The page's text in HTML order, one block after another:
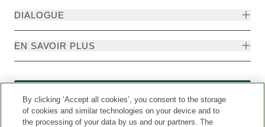
DIALOGUE
EN SAVOIR PLUS
By clicking ‘Accept all cookies’, you consent to the storage
of cookies and similar technologies on your device and to
the processing of your data by us and our partners. The